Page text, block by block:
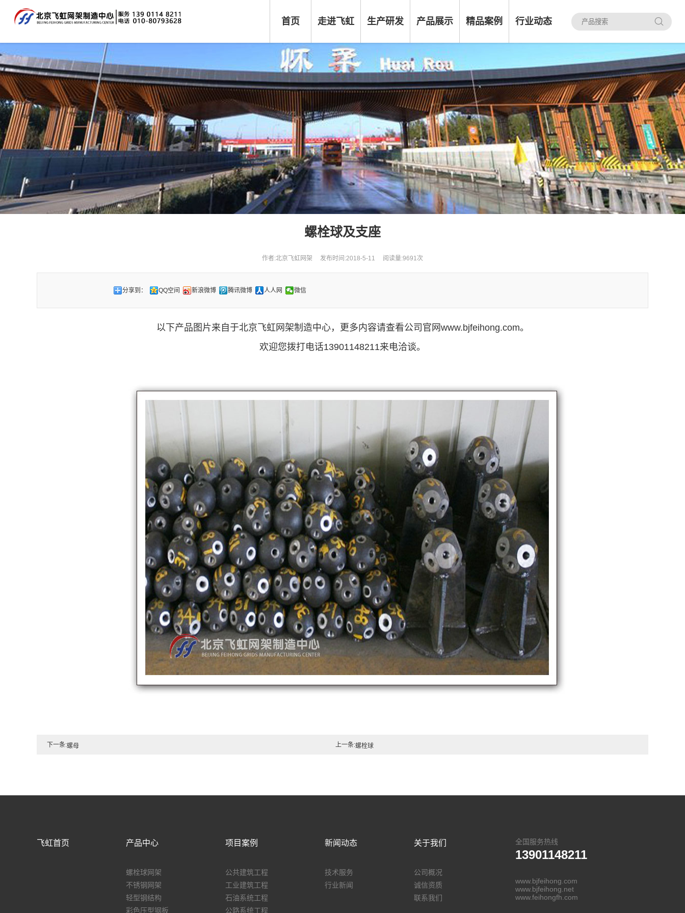
首页 走进飞虹 生产研发 产品展示 精品案例 行业动态
螺栓球及支座
作者:北京飞虹网架 发布时间:2018-5-11 阅读量:9691次
分享到： QQ空间 新浪微博 腾讯微博 人人网 微信
以下产品图片来自于北京飞虹网架制造中心，更多内容请查看公司官网www.bjfeihong.com。
欢迎您拨打电话13901148211来电洽谈。
下一条:螺母 上一条:螺栓球
飞虹首页 产品中心
螺栓球网架
不锈钢网架
轻型钢结构
彩色压型钢板
项目案例
公共建筑工程
工业建筑工程
石油系统工程
公路系统工程
新闻动态
技术服务
行业新闻
关于我们
公司概况
诚信资质
联系我们
全国服务热线
13901148211
www.bjfeihong.com
www.bjfeihong.net
www.feihongfh.com